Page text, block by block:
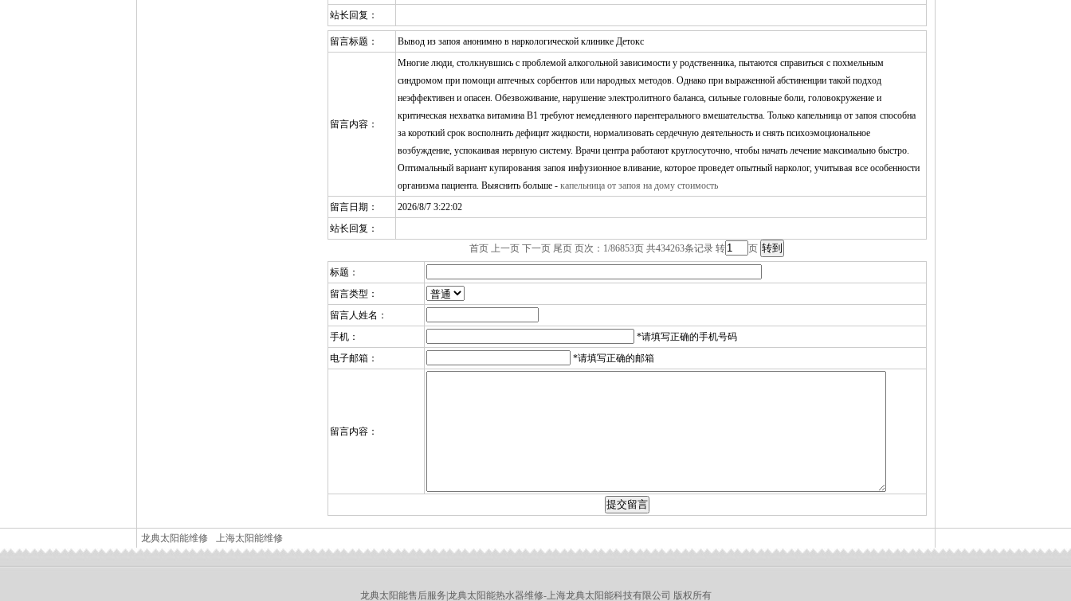
站长回复：
留言标题： Вывод из запоя анонимно в наркологической клинике Детокс
留言内容：
Многие люди, столкнувшись с проблемой алкогольной зависимости у родственника, пытаются справиться с похмельным
синдромом при помощи аптечных сорбентов или народных методов. Однако при выраженной абстиненции такой подход
неэффективен и опасен. Обезвоживание, нарушение электролитного баланса, сильные головные боли, головокружение и
критическая нехватка витамина B1 требуют немедленного парентерального вмешательства. Только капельница от запоя способна
за короткий срок восполнить дефицит жидкости, нормализовать сердечную деятельность и снять психоэмоциональное
возбуждение, успокаивая нервную систему. Врачи центра работают круглосуточно, чтобы начать лечение максимально быстро.
Оптимальный вариант купирования запоя инфузионное вливание, которое проведет опытный нарколог, учитывая все особенности
организма пациента. Выяснить больше - капельница от запоя на дому стоимость
留言日期：
2026/8/7 3:22:02
站长回复：
首页 上一页 下一页 尾页 页次：1/86853页 共434263条记录 转 页
标题：
留言类型：
留言人姓名：
手机：
*请填写正确的手机号码
电子邮箱：
*请填写正确的邮箱
留言内容：
龙典太阳能维修 上海太阳能维修
龙典太阳能售后服务|龙典太阳能热水器维修-上海龙典太阳能科技有限公司 版权所有